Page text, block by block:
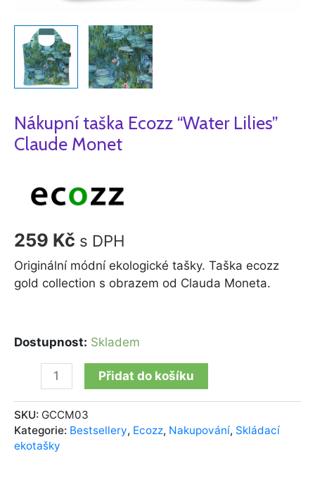
Nákupní taška Ecozz “Water Lilies”
Claude Monet
259 Kč s DPH
Originální módní ekologické tašky. Taška ecozz
gold collection s obrazem od Clauda Moneta.
Dostupnost: Skladem
Přidat do košíku
SKU: GCCM03
Kategorie: Bestsellery, Ecozz, Nakupování, Skládací
ekotašky